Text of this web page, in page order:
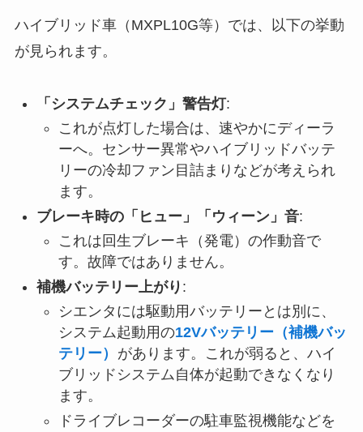
ハイブリッド車（MXPL10G等）では、以下の挙動
が見られます。
「システムチェック」警告灯:
これが点灯した場合は、速やかにディーラ
ーへ。センサー異常やハイブリッドバッテ
リーの冷却ファン目詰まりなどが考えられ
ます。
ブレーキ時の「ヒュー」「ウィーン」音:
これは回生ブレーキ（発電）の作動音で
す。故障ではありません。
補機バッテリー上がり :
シエンタには駆動用バッテリーとは別に、
システム起動用の12Vバッテリー（補機バッ
テリー）
があります。これが弱ると、ハイ
ブリッドシステム自体が起動できなくなり
ます。
ドライブレコーダーの駐車監視機能などを